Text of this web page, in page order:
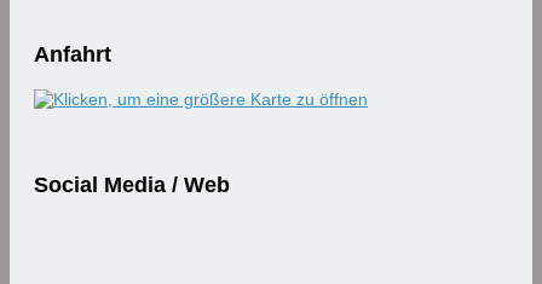
Anfahrt
Social Media / Web